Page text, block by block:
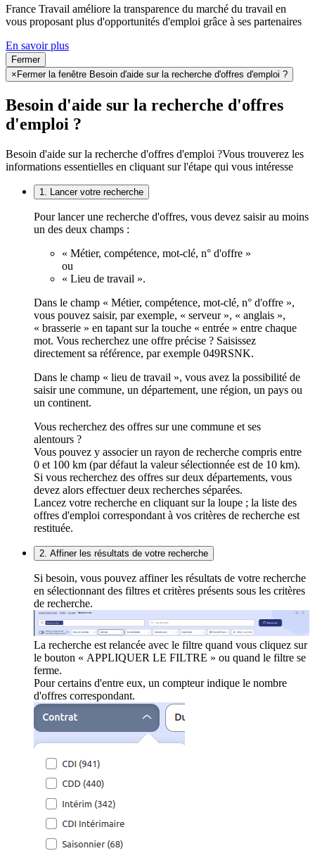
France Travail améliore la transparence du marché du travail en
vous proposant plus d'opportunités d'emploi grâce à ses partenaires
En savoir plus
Fermer
× Fermer la fenêtre Besoin d'aide sur la recherche d'offres d'emploi ?
Besoin d'aide sur la recherche d'offres
d'emploi ?
Besoin d'aide sur la recherche d'offres d'emploi ?Vous trouverez les
informations essentielles en cliquant sur l'étape qui vous intéresse
1. Lancer votre recherche
Pour lancer une recherche d'offres, vous devez saisir au moins
un des deux champs :
« Métier, compétence, mot-clé, n° d'offre »
ou
« Lieu de travail ».
Dans le champ « Métier, compétence, mot-clé, n° d'offre »,
vous pouvez saisir, par exemple, « serveur », « anglais »,
« brasserie » en tapant sur la touche « entrée » entre chaque
mot. Vous recherchez une offre précise ? Saisissez
directement sa référence, par exemple 049RSNK.
Dans le champ « lieu de travail », vous avez la possibilité de
saisir une commune, un département, une région, un pays ou
un continent.
Vous recherchez des offres sur une commune et ses
alentours ?
Vous pouvez y associer un rayon de recherche compris entre
0 et 100 km (par défaut la valeur sélectionnée est de 10 km).
Si vous recherchez des offres sur deux départements, vous
devez alors effectuer deux recherches séparées.
Lancez votre recherche en cliquant sur la loupe ; la liste des
offres d'emploi correspondant à vos critères de recherche est
restituée.
2. Affiner les résultats de votre recherche
Si besoin, vous pouvez affiner les résultats de votre recherche
en sélectionnant des filtres et critères présents sous les critères
de recherche.
La recherche est relancée avec le filtre quand vous cliquez sur
le bouton « APPLIQUER LE FILTRE » ou quand le filtre se
ferme.
Pour certains d'entre eux, un compteur indique le nombre
d'offres correspondant.